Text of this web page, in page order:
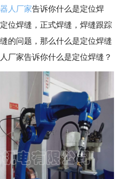
人厂家告诉你什么是定位焊
位焊缝，正式焊缝，焊缝跟踪
的问题，那么什么是定位焊缝
厂家告诉你什么是定位焊缝？